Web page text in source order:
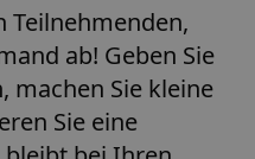
Teilnehmenden,
ab! Geben Sie
machen Sie kleine
Sie eine